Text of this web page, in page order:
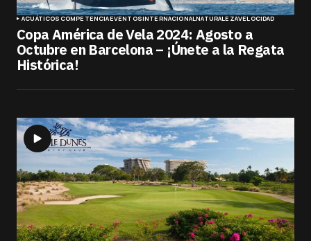
ACUÁTICOSCOMPETENCIAEVENTOSINTERNACIONALNATURALEZAVELOCIDAD
Copa América de Vela 2024: Agosto a
Octubre en Barcelona – ¡Únete a la Regata
Histórica!